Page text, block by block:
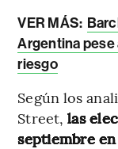
VER MÁS:
Argentina pese
riesgo
Según los
Street,las
septiembre